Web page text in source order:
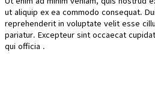
ut aliquip ex ea commodo consequat.
reprehenderit in voluptate velit esse
pariatur. Excepteur sint occaecat
qui officia .